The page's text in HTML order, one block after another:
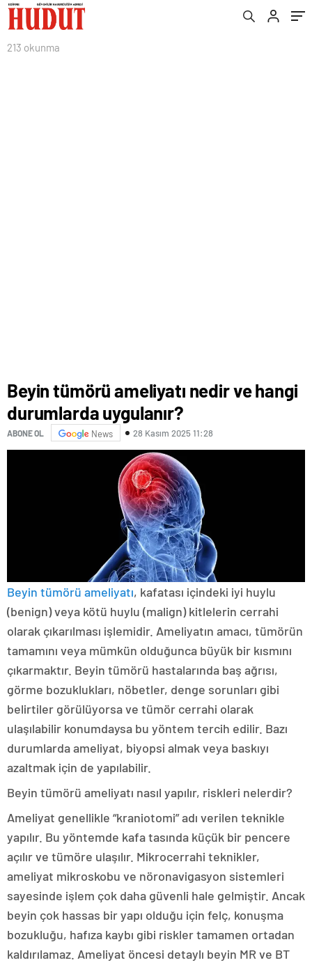
213 okunma
Beyin tümörü ameliyatı nedir ve hangi
durumlarda uygulanır?
ABONE OL News 28 Kasım 2025 11:28
Beyin tümörü ameliyatı, kafatası içindeki iyi huylu
(benign) veya kötü huylu (malign) kitlelerin cerrahi
olarak çıkarılması işlemidir. Ameliyatın amacı, tümörün
tamamını veya mümkün olduğunca büyük bir kısmını
çıkarmaktır. Beyin tümörü hastalarında baş ağrısı,
görme bozuklukları, nöbetler, denge sorunları gibi
belirtiler görülüyorsa ve tümör cerrahi olarak
ulaşılabilir konumdaysa bu yöntem tercih edilir. Bazı
durumlarda ameliyat, biyopsi almak veya baskıyı
azaltmak için de yapılabilir.
Beyin tümörü ameliyatı nasıl yapılır, riskleri nelerdir?
Ameliyat genellikle “kraniotomi” adı verilen teknikle
yapılır. Bu yöntemde kafa tasında küçük bir pencere
açılır ve tümöre ulaşılır. Mikrocerrahi teknikler,
ameliyat mikroskobu ve nöronavigasyon sistemleri
sayesinde işlem çok daha güvenli hale gelmiştir. Ancak
beyin çok hassas bir yapı olduğu için felç, konuşma
bozukluğu, hafıza kaybı gibi riskler tamamen ortadan
kaldırılamaz. Ameliyat öncesi detaylı beyin MR ve BT